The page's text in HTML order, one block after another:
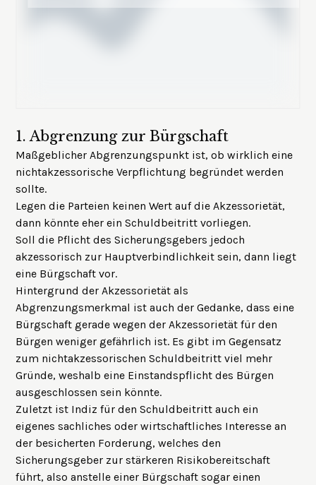
1. Abgrenzung zur Bürgschaft
Maßgeblicher Abgrenzungspunkt ist, ob wirklich eine
nichtakzessorische Verpflichtung begründet werden
sollte.
Legen die Parteien keinen Wert auf die Akzessorietät,
dann könnte eher ein Schuldbeitritt vorliegen.
Soll die Pflicht des Sicherungsgebers jedoch
akzessorisch zur Hauptverbindlichkeit sein, dann liegt
eine Bürgschaft vor.
Hintergrund der Akzessorietät als
Abgrenzungsmerkmal ist auch der Gedanke, dass eine
Bürgschaft gerade wegen der Akzessorietät für den
Bürgen weniger gefährlich ist. Es gibt im Gegensatz
zum nichtakzessorischen Schuldbeitritt viel mehr
Gründe, weshalb eine Einstandspflicht des Bürgen
ausgeschlossen sein könnte.
Zuletzt ist Indiz für den Schuldbeitritt auch ein
eigenes sachliches oder wirtschaftliches Interesse an
der besicherten Forderung, welches den
Sicherungsgeber zur stärkeren Risikobereitschaft
führt, also anstelle einer Bürgschaft sogar einen